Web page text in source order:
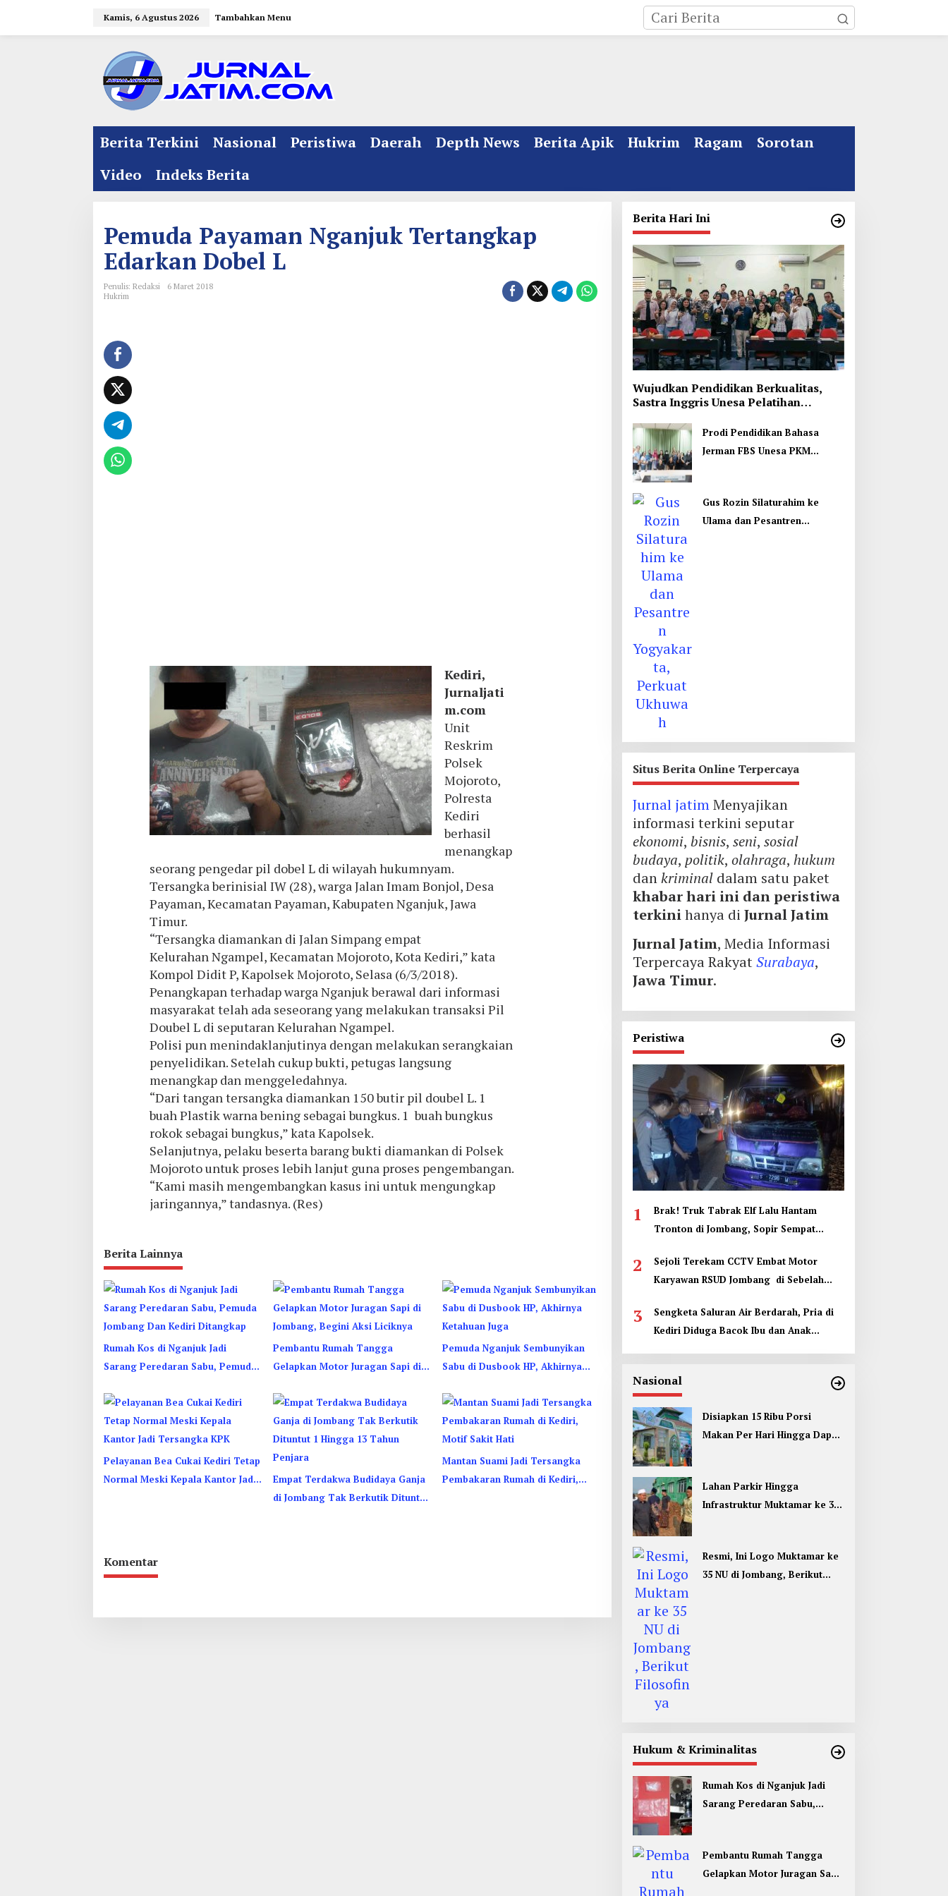
Kamis, 6 Agustus 2026 Tambahkan Menu
Berita Terkini Nasional Peristiwa Daerah Depth News Berita Apik Hukrim Ragam
Sorotan
Video
Indeks Berita
Pemuda Payaman Nganjuk Tertangkap
Edarkan Dobel L
Penulis: Redaksi
6 Maret 2018
Hukrim
Kediri,
Jurnaljati
m.com
Unit
Reskrim
Polsek
Mojoroto,
Polresta
Kediri
berhasil
menangkap
seorang pengedar pil dobel L di wilayah hukumnyam.
Tersangka berinisial IW (28), warga Jalan Imam Bonjol, Desa
Payaman, Kecamatan Payaman, Kabupaten Nganjuk, Jawa
Timur.
“Tersangka diamankan di Jalan Simpang empat
Kelurahan Ngampel, Kecamatan Mojoroto, Kota Kediri,” kata
Kompol Didit P, Kapolsek Mojoroto, Selasa (6/3/2018).
Penangkapan terhadap warga Nganjuk berawal dari informasi
masyarakat telah ada seseorang yang melakukan transaksi Pil
Doubel L di seputaran Kelurahan Ngampel.
Polisi pun menindaklanjutinya dengan melakukan serangkaian
penyelidikan. Setelah cukup bukti, petugas langsung
menangkap dan menggeledahnya.
“Dari tangan tersangka diamankan 150 butir pil doubel L. 1
buah Plastik warna bening sebagai bungkus. 1 buah bungkus
rokok sebagai bungkus,” kata Kapolsek.
Selanjutnya, pelaku beserta barang bukti diamankan di Polsek
Mojoroto untuk proses lebih lanjut guna proses pengembangan.
“Kami masih mengembangkan kasus ini untuk mengungkap
jaringannya,” tandasnya. (Res)
Berita Lainnya
Rumah Kos di Nganjuk Jadi
Sarang Peredaran Sabu, Pemuda
Pembantu Rumah Tangga
Gelapkan Motor Juragan Sapi di
Pemuda Nganjuk Sembunyikan
Sabu di Dusbook HP, Akhirnya
Pelayanan Bea Cukai Kediri Tetap
Normal Meski Kepala Kantor Jadi
Empat Terdakwa Budidaya Ganja
di Jombang Tak Berkutik Dituntut
Mantan Suami Jadi Tersangka
Pembakaran Rumah di Kediri,
Komentar
Berita Hari Ini
Wujudkan Pendidikan Berkualitas,
Sastra Inggris Unesa Pelatihan
Prodi Pendidikan Bahasa
Jerman FBS Unesa PKM
Gus Rozin Silaturahim ke
Ulama dan Pesantren
Situs Berita Online Terpercaya
Jurnal jatimMenyajikan
informasi terkini seputar
ekonomi, bisnis, seni, sosial
budaya, politik, olahraga, hukum
dankriminaldalam satu paket
khabar hari ini dan peristiwa
terkinihanya di Jurnal Jatim
Jurnal Jatim, Media Informasi
Terpercaya RakyatSurabaya,
Jawa Timur.
Peristiwa
1
Brak! Truk Tabrak Elf Lalu Hantam
Tronton di Jombang, Sopir Sempat
2
Sejoli Terekam CCTV Embat Motor
Karyawan RSUD Jombang di Sebelah
3
Sengketa Saluran Air Berdarah, Pria di
Kediri Diduga Bacok Ibu dan Anak
Nasional
Disiapkan 15 Ribu Porsi
Makan Per Hari Hingga Dapur
Lahan Parkir Hingga
Infrastruktur Muktamar ke 35
Resmi, Ini Logo Muktamar ke
35 NU di Jombang, Berikut
Hukum & Kriminalitas
Rumah Kos di Nganjuk Jadi
Sarang Peredaran Sabu,
Pembantu Rumah Tangga
Gelapkan Motor Juragan Sapi